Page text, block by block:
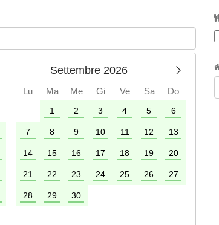
Settembre 2026
Lu Ma Me Gi Ve Sa Do
1 2 3 4 5 6
7 8 9 10 11 12 13
14 15 16 17 18 19 20
21 22 23 24 25 26 27
28 29 30